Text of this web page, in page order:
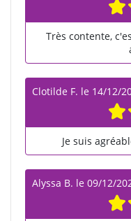
Très contente,
Clotilde F. le 14/12/
Je suis
Alyssa B. le 09/12/